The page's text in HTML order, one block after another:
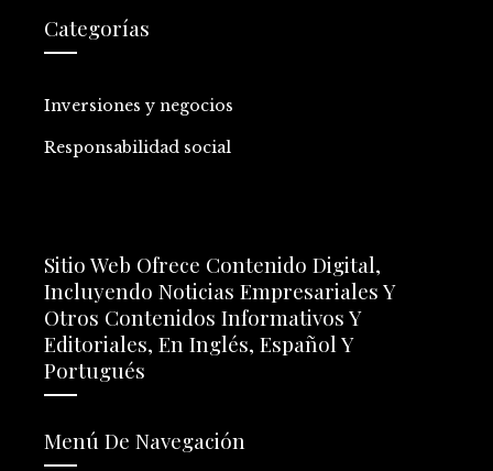
Categorías
Inversiones y negocios
Responsabilidad social
Sitio Web Ofrece Contenido Digital,
Incluyendo Noticias Empresariales Y
Otros Contenidos Informativos Y
Editoriales, En Inglés, Español Y
Portugués
Menú De Navegación